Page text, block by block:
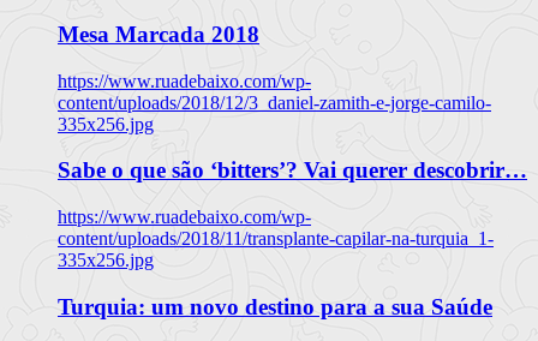
Mesa Marcada 2018
https://www.ruadebaixo.com/wp-
content/uploads/2018/12/3_daniel-zamith-e-jorge-camilo-
335x256.jpg
Sabe o que são ‘bitters’? Vai querer descobrir…
https://www.ruadebaixo.com/wp-
content/uploads/2018/11/transplante-capilar-na-turquia_1-
335x256.jpg
Turquia: um novo destino para a sua Saúde